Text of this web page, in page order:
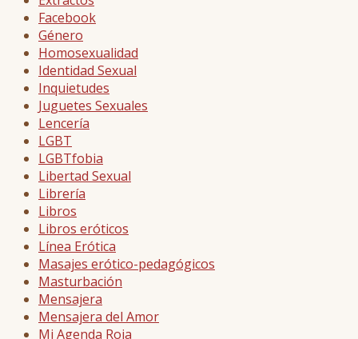
Facebook
Género
Homosexualidad
Identidad Sexual
Inquietudes
Juguetes Sexuales
Lencería
LGBT
LGBTfobia
Libertad Sexual
Librería
Libros
Libros eróticos
Línea Erótica
Masajes erótico-pedagógicos
Masturbación
Mensajera
Mensajera del Amor
Mi Agenda Roja